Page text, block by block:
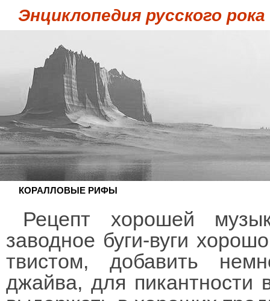
Энциклопедия русского рока
КОРАЛЛОВЫЕ РИФЫ
Рецепт хорошей
заводное буги-вуги
твистом, добавить
джайва, для пикантности